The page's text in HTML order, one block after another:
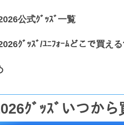
公式ｸﾞｯｽﾞ一覧
ｸﾞｯｽﾞ/ﾕﾆﾌｫｰﾑどこで買え
ｸﾞｯｽﾞいつか